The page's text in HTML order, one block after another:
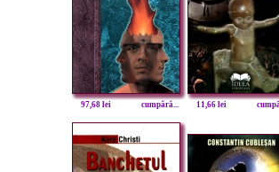
97,68 lei cumpără... 11,66 lei